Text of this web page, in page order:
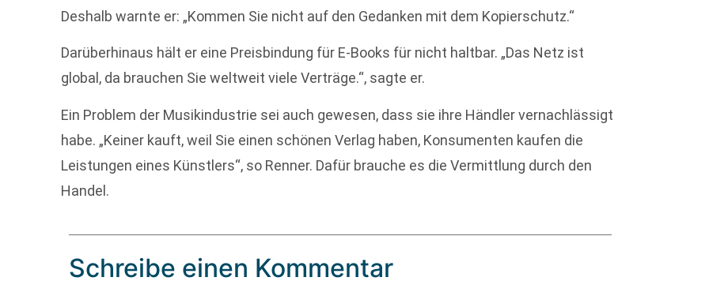
Deshalb warnte er: „Kommen Sie nicht auf den Gedanken mit dem Kopierschutz.“
Darüberhinaus hält er eine Preisbindung für E-Books für nicht haltbar. „Das Netz ist
global, da brauchen Sie weltweit viele Verträge.“, sagte er.
Ein Problem der Musikindustrie sei auch gewesen, dass sie ihre Händler vernachlässigt
habe. „Keiner kauft, weil Sie einen schönen Verlag haben, Konsumenten kaufen die
Leistungen eines Künstlers“, so Renner. Dafür brauche es die Vermittlung durch den
Handel.
Schreibe einen Kommentar